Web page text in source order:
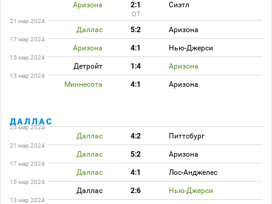
Аризона 2:1 Сиэтл
ОТ
21 мар 2024
Даллас 5:2 Аризона
17 мар 2024
Аризона 4:1 Нью-Джерси
15 мар 2024
Детройт 1:4 Аризона
13 мар 2024
Миннесота 4:1 Аризона
ДАЛЛАС
23 мар 2024
Даллас 4:2 Питтсбург
21 мар 2024
Даллас 5:2 Аризона
17 мар 2024
Даллас 4:1 Лос-Анджелес
15 мар 2024
Даллас 2:6 Нью-Джерси
13 мар 2024